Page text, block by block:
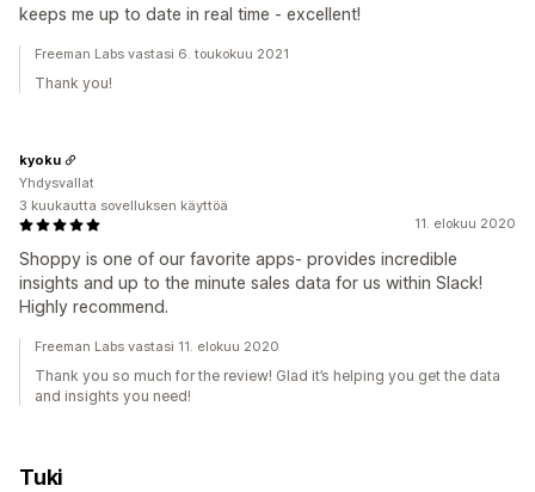
keeps me up to date in real time - excellent!
Freeman Labs vastasi 6. toukokuu 2021
Thank you!
11. elokuu 2020
Shoppy is one of our favorite apps- provides incredible
insights and up to the minute sales data for us within Slack!
Highly recommend.
kyoku
Yhdysvallat
3 kuukautta sovelluksen käyttöä
Freeman Labs vastasi 11. elokuu 2020
Thank you so much for the review! Glad it’s helping you get the data
and insights you need!
Tuki